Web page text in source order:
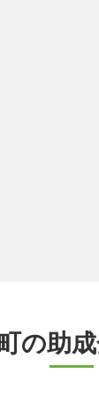
の助